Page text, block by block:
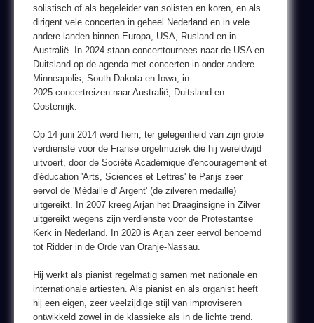
solistisch of als begeleider van solisten en koren, en als
dirigent vele concerten in geheel Nederland en in vele
andere landen binnen Europa, USA, Rusland en in
Australië. In 2024 staan concerttournees naar de USA en
Duitsland op de agenda met concerten in onder andere
Minneapolis, South Dakota en Iowa, in
2025 concertreizen naar Australië, Duitsland en
Oostenrijk.
Op 14 juni 2014 werd hem, ter gelegenheid van zijn grote
verdienste voor de Franse orgelmuziek die hij wereldwijd
uitvoert, door de Société Académique d'encouragement et
d'éducation 'Arts, Sciences et Lettres' te Parijs zeer
eervol de 'Médaille d' Argent' (de zilveren medaille)
uitgereikt. In 2007 kreeg Arjan het Draaginsigne in Zilver
uitgereikt wegens zijn verdienste voor de Protestantse
Kerk in Nederland. In 2020 is Arjan zeer eervol benoemd
tot Ridder in de Orde van Oranje-Nassau.
Hij werkt als pianist regelmatig samen met nationale en
internationale artiesten. Als pianist en als organist heeft
hij een eigen, zeer veelzijdige stijl van improviseren
ontwikkeld zowel in de klassieke als in de lichte trend.